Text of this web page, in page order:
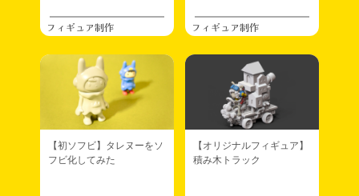
フィギュア制作 フィギュア制作
【初ソフビ】タレヌーをソ
フビ化してみた
【オリジナルフィギュア】
積み木トラック